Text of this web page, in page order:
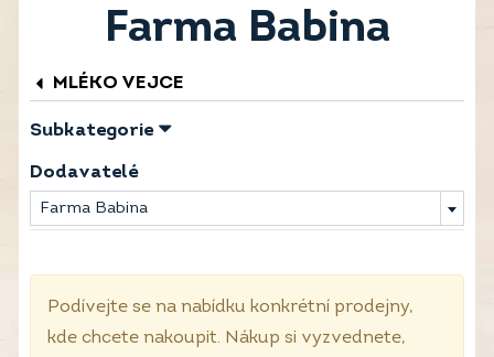
Farma Babina
MLÉKO VEJCE
Subkategorie
Dodavatelé
Farma Babina
Podívejte se na nabídku konkrétní prodejny,
kde chcete nakoupit. Nákup si vyzvednete,